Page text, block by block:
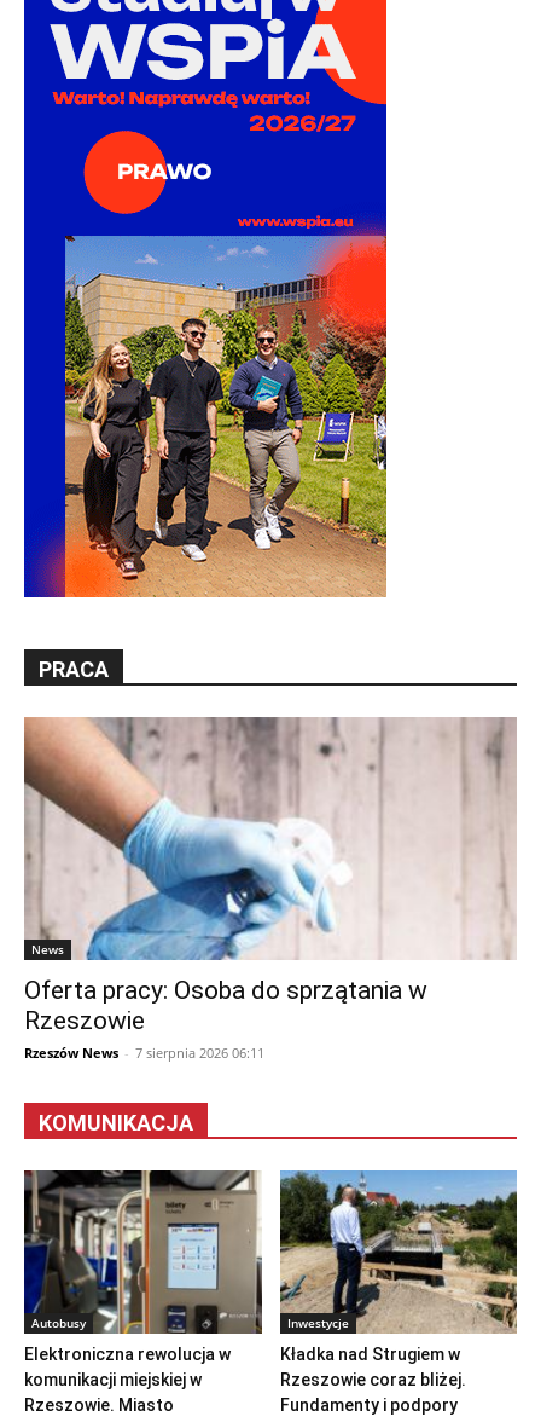
PRACA
News
Oferta pracy: Osoba do sprzątania w
Rzeszowie
Rzeszów News - 7 sierpnia 2026 06:11
KOMUNIKACJA
Autobusy
Elektroniczna rewolucja w
komunikacji miejskiej w
Rzeszowie. Miasto
Inwestycje
Kładka nad Strugiem w
Rzeszowie coraz bliżej.
Fundamenty i podpory